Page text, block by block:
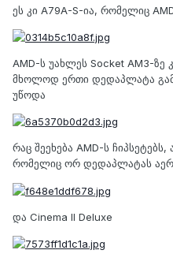
ეს კი A79A-S-ია, რომელიც
AMD-ს უახლეს Socket AM3-ზე
მხოლოდ ერთი დედაპლატა
უწოდა
რაც შეეხება AMD-ს
რომელიც ორ დედაპლატას
და Cinema II Deluxe